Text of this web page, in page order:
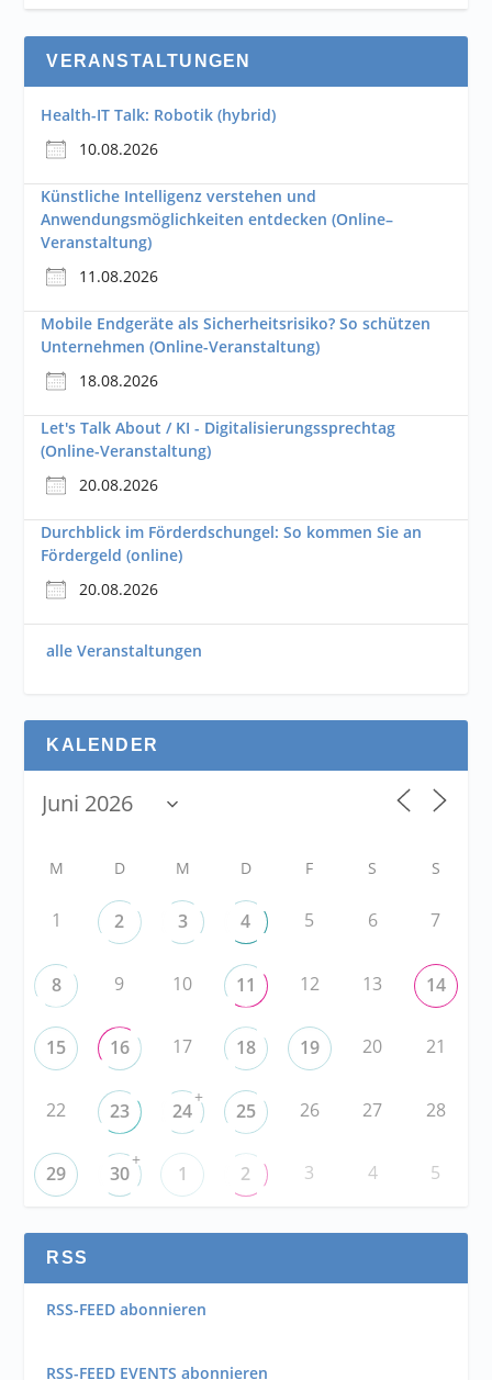
VERANSTALTUNGEN
Health-IT Talk: Robotik (hybrid)
10.08.2026
Künstliche Intelligenz verstehen und
Anwendungsmöglichkeiten entdecken (Online–
Veranstaltung)
11.08.2026
Mobile Endgeräte als Sicherheitsrisiko? So schützen
Unternehmen (Online-Veranstaltung)
18.08.2026
Let's Talk About / KI - Digitalisierungssprechtag
(Online-Veranstaltung)
20.08.2026
Durchblick im Förderdschungel: So kommen Sie an
Fördergeld (online)
20.08.2026
alle Veranstaltungen
KALENDER
M D M D F S S
1 2 3 4 5 6 7
8 9 10 11 12 13 14
15 16 17 18 19 20 21
22 23 24
+
25 26 27 28
29 30
+
1 2 3 4 5
RSS
RSS-FEED abonnieren
RSS-FEED EVENTS abonnieren